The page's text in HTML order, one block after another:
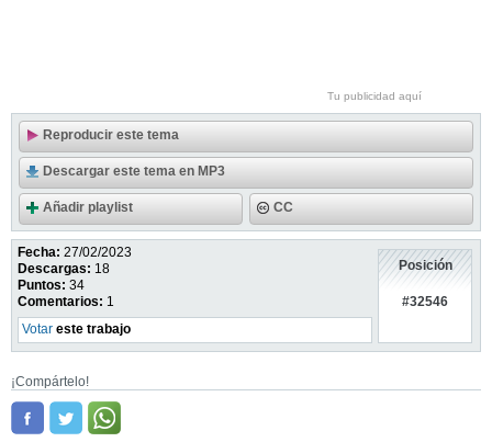
Tu publicidad aquí
Reproducir este tema
Descargar este tema en MP3
Añadir playlist CC
Fecha: 27/02/2023
Descargas: 18
Puntos: 34
Comentarios: 1
Votar este trabajo
Posición
#32546
¡Compártelo!